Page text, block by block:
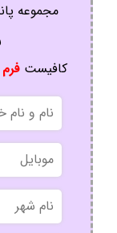
مجموعه
کافیستفرم
نام
و
نام
خانوادگی
موبایل
نام
شهر